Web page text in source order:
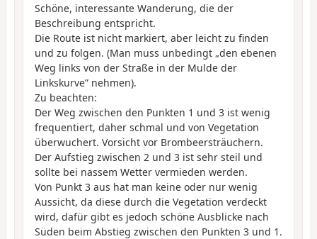
Schöne, interessante Wanderung, die der
Beschreibung entspricht.
Die Route ist nicht markiert, aber leicht zu finden
und zu folgen. (Man muss unbedingt „den ebenen
Weg links von der Straße in der Mulde der
Linkskurve” nehmen).
Zu beachten:
Der Weg zwischen den Punkten 1 und 3 ist wenig
frequentiert, daher schmal und von Vegetation
überwuchert. Vorsicht vor Brombeersträuchern.
Der Aufstieg zwischen 2 und 3 ist sehr steil und
sollte bei nassem Wetter vermieden werden.
Von Punkt 3 aus hat man keine oder nur wenig
Aussicht, da diese durch die Vegetation verdeckt
wird, dafür gibt es jedoch schöne Ausblicke nach
Süden beim Abstieg zwischen den Punkten 3 und 1.